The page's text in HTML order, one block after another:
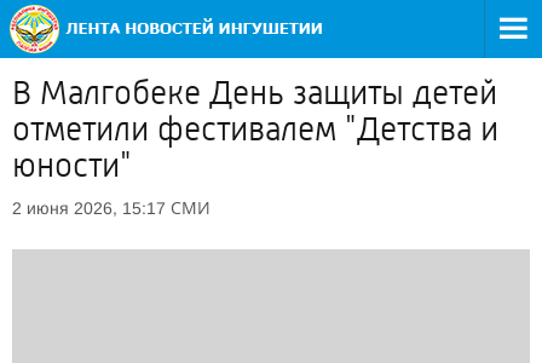
В Малгобеке День защиты детей
отметили фестивалем "Детства и
юности"
2 июня 2026, 15:17 СМИ